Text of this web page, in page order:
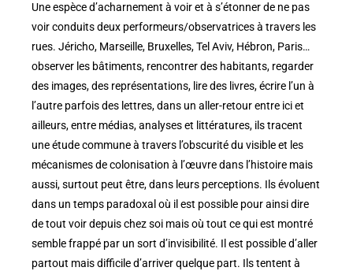
Une espèce d’acharnement à voir et à s’étonner de ne pas
voir conduits deux performeurs/observatrices à travers les
rues. Jéricho, Marseille, Bruxelles, Tel Aviv, Hébron, Paris…
observer les bâtiments, rencontrer des habitants, regarder
des images, des représentations, lire des livres, écrire l’un à
l’autre parfois des lettres, dans un aller-retour entre ici et
ailleurs, entre médias, analyses et littératures, ils tracent
une étude commune à travers l’obscurité du visible et les
mécanismes de colonisation à l’œuvre dans l’histoire mais
aussi, surtout peut être, dans leurs perceptions. Ils évoluent
dans un temps paradoxal où il est possible pour ainsi dire
de tout voir depuis chez soi mais où tout ce qui est montré
semble frappé par un sort d’invisibilité. Il est possible d’aller
partout mais difficile d’arriver quelque part. Ils tentent à